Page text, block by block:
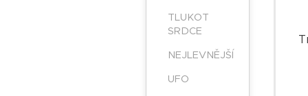
TLUKOT
SRDCE
NEJLEVNĚJŠÍ
UFO